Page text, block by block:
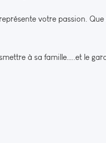
votre passion.
à sa famille…..et le